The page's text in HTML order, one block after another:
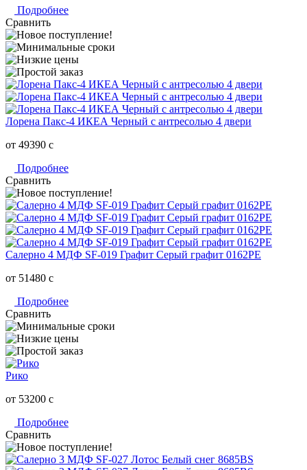
Подробнее
Сравнить
Лорена Пакс-4 ИКЕА Черный с антресолью 4 двери
от 49390 c
Подробнее
Сравнить
Салерно 4 МДФ SF-019 Графит Серый графит 0162РЕ
от 51480 c
Подробнее
Сравнить
Рико
от 53200 c
Подробнее
Сравнить